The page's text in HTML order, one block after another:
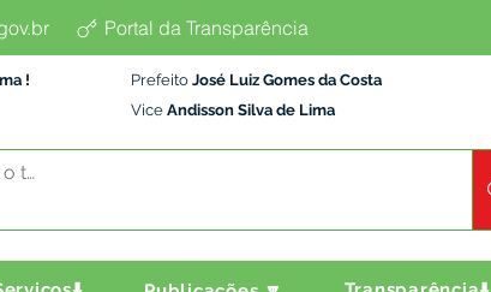
Portal da Transparência
! Prefeito José Luiz Gomes da Costa
Vice Andisson Silva de Lima